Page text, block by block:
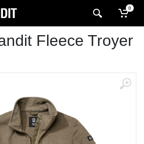
0
Fleece Troyer